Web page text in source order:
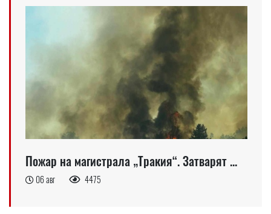
Пожар на магистрала „Тракия“. Затварят ...
06 авг 4475